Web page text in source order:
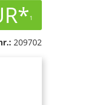
1
209702